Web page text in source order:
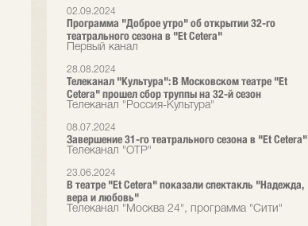
02.09.2024
Программа "Доброе утро" об открытии 32-го
театрального сезона в "Et Cetera"
Первый канал
28.08.2024
Телеканал "Культура": В Московском театре "Et
Cetera" прошел сбор труппы на 32-й сезон
Телеканал "Россия-Культура"
08.07.2024
Завершение 31-го театрального сезона в "Et Cetera"
Телеканал "ОТР"
23.06.2024
В театре "Et Cetera" показали спектакль "Надежда,
вера и любовь"
Телеканал "Москва 24", программа "Cити"